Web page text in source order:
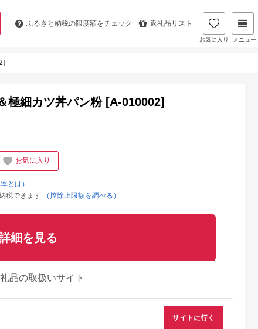
ふるさと納税の限度額をチェック 返礼品リスト
お気に入り メニュー
極細カツ丼パン粉 [A-010002]
お気に入り
とは）
税できます
（控除上限額を調べる）
細を見る
品の取扱いサイト
サイトに行く